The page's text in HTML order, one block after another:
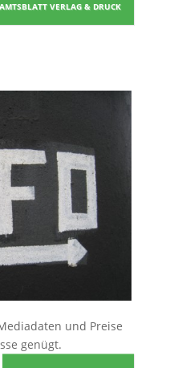
AMTSBLATT VERLAG & DRUCK
und Preise
genügt.